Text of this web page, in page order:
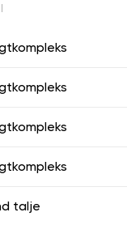
talje